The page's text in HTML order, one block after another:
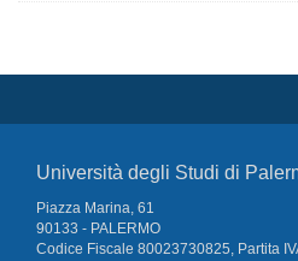
Università degli Studi di
Piazza Marina, 61
90133 - PALERMO
Codice Fiscale 80023730825, Partita